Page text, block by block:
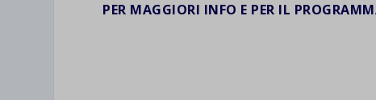
PER MAGGIORI INFO E PER IL